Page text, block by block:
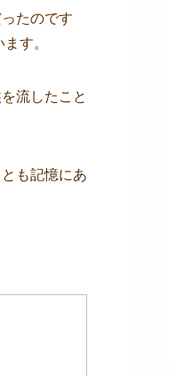
たのです
す。
流したこと
も記憶にあ